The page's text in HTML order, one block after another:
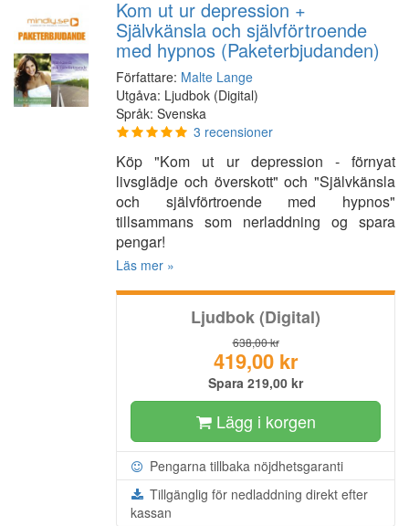
Kom ut ur depression +
Självkänsla och självförtroende
med hypnos (Paketerbjudanden)
Författare: Malte Lange
Utgåva: Ljudbok (Digital)
Språk: Svenska
3 recensioner
Köp "Kom ut ur depression - förnyat
livsglädje och överskott" och "Självkänsla
och självförtroende med hypnos"
tillsammans som nerladdning og spara
pengar!
Läs mer »
Ljudbok (Digital)
638,00 kr
419,00 kr
Spara 219,00 kr
Lägg i korgen
Pengarna tillbaka nöjdhetsgaranti
Tillgänglig för nedladdning direkt efter
kassan